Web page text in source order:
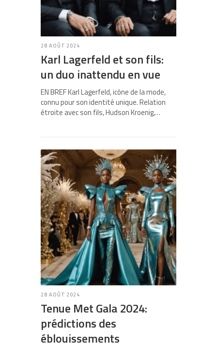
28 AOÛT 2024
Karl Lagerfeld et son fils:
un duo inattendu en vue
EN BREF Karl Lagerfeld, icône de la mode,
connu pour son identité unique. Relation
étroite avec son fils, Hudson Kroenig,…
28 AOÛT 2024
Tenue Met Gala 2024:
prédictions des
éblouissements